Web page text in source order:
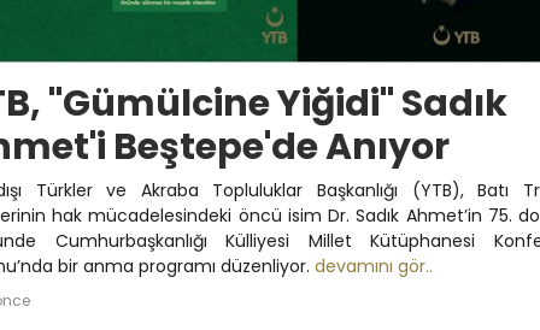
"Gümülcine Yiğidi" Sadık
Beştepe'de Anıyor
Türkler ve Akraba Topluluklar Başkanlığı (YTB), Batı
hak mücadelesindeki öncü isim Dr. Sadık Ahmet’in 75.
Cumhurbaşkanlığı Külliyesi Millet Kütüphanesi
bir anma programı düzenliyor. devamını gör..